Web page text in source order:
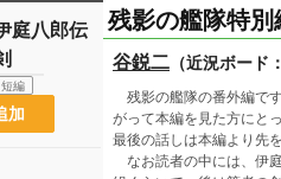
残影の艦隊特別
谷鋭二 （近況ボード：
残影の艦隊の番外編で
がって本編を見た方にと
最後の話しは本編より先
なお読者の中には、伊
庭八郎伝
短編
加